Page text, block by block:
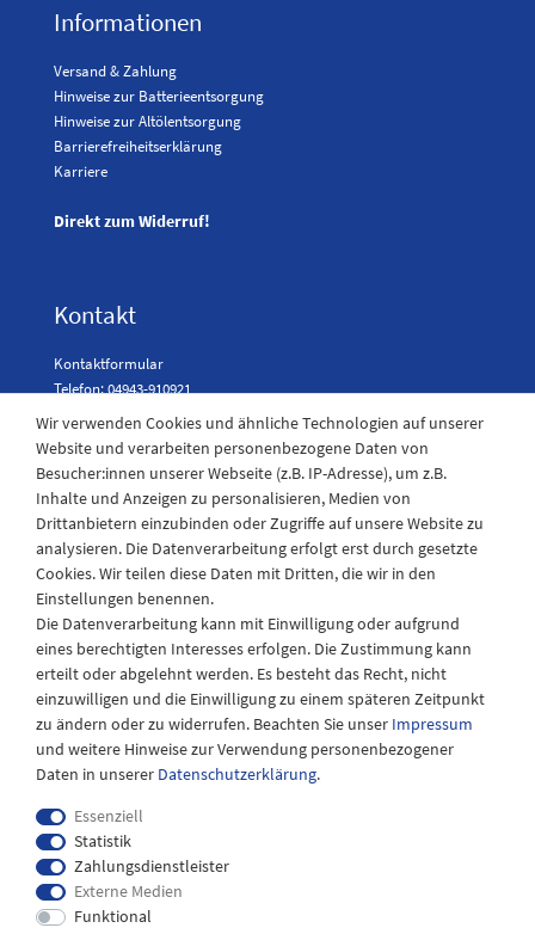
Informationen
Versand & Zahlung
Hinweise zur Batterieentsorgung
Hinweise zur Altölentsorgung
Barrierefreiheitserklärung
Karriere
Direkt zum Widerruf!
Kontakt
Kontaktformular
Telefon: 04943-910921
Laden Öffnungszeiten
Montag - Freitag
08:30 - 12:30 und 13.00 - 17.30 Uhr
Samstags
08:30 bis 12:30 Uhr
Impressum
Wir verwenden Cookies und ähnliche Technologien auf unserer
Website und verarbeiten personenbezogene Daten von
Besucher:innen unserer Webseite (z.B. IP-Adresse), um z.B.
Inhalte und Anzeigen zu personalisieren, Medien von
Drittanbietern einzubinden oder Zugriffe auf unsere Website zu
analysieren. Die Datenverarbeitung erfolgt erst durch gesetzte
Cookies. Wir teilen diese Daten mit Dritten, die wir in den
Einstellungen benennen.
Die Datenverarbeitung kann mit Einwilligung oder aufgrund
eines berechtigten Interesses erfolgen. Die Zustimmung kann
erteilt oder abgelehnt werden. Es besteht das Recht, nicht
einzuwilligen und die Einwilligung zu einem späteren Zeitpunkt
zu ändern oder zu widerrufen. Beachten Sie unser Impressum
und weitere Hinweise zur Verwendung personenbezogener
Daten in unserer Daten­schutz­erklärung.
Essenziell
Statistik
Zahlungsdienstleister
Externe Medien
Funktional